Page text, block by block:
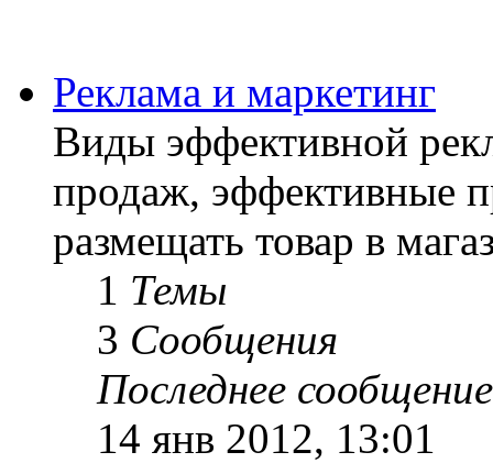
Реклама и маркетинг
Виды эффективной
продаж, эффективные
размещать товар в
1 Темы
3 Сообщения
Последнее сообщение
14 янв 2012, 13:01